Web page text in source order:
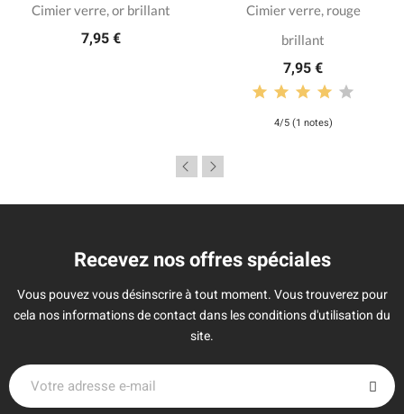
Cimier verre, or brillant
7,95 €
Cimier verre, rouge
brillant
7,95 €
4/5 (1 notes)
Recevez nos offres spéciales
Vous pouvez vous désinscrire à tout moment. Vous trouverez pour
cela nos informations de contact dans les conditions d'utilisation du
site.